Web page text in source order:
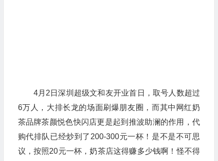
4月2日深圳超级文和友开业首日，取号人数超过
6万人，大排长龙的场面刷爆朋友圈，而其中网红奶
茶品牌茶颜悦色快闪店更是起到推波助澜的作用，代
购代排队已经炒到了200-300元一杯！是不是不可思
议，按照20元一杯，奶茶店这得赚多少钱啊！怪不得